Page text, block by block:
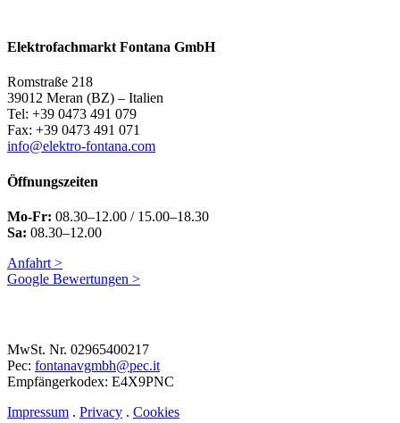
Elektrofachmarkt Fontana GmbH
Romstraße 218
39012 Meran (BZ) – Italien
Tel: +39 0473 491 079
Fax: +39 0473 491 071
info@elektro-fontana.com
Öffnungszeiten
Mo-Fr: 08.30–12.00 / 15.00–18.30
Sa: 08.30–12.00
Anfahrt >
Google Bewertungen >
MwSt. Nr. 02965400217
Pec: fontanavgmbh@pec.it
Empfängerkodex: E4X9PNC
Impressum . Privacy . Cookies